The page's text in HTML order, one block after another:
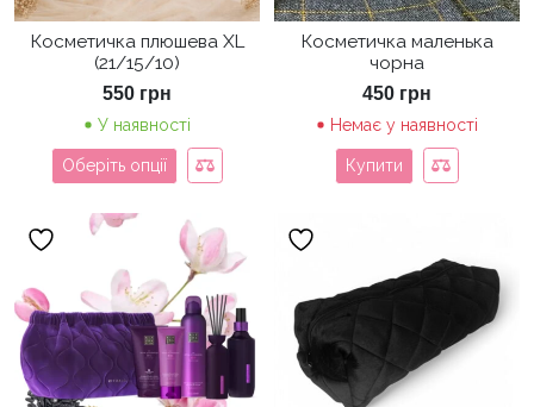
Косметичка плюшева XL
(21/15/10)
550 грн
У наявності
Оберіть опції
Косметичка маленька
чорна
450 грн
Немає у наявності
Купити